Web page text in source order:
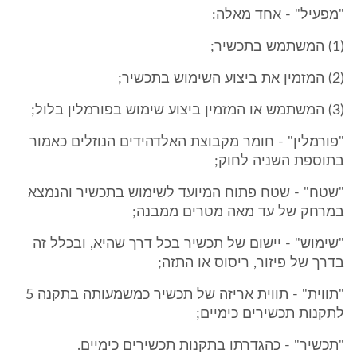
"מפעיל" - אחד מאלה:
(1) המשתמש בתכשיר;
(2) המזמין את ביצוע השימוש בתכשיר;
(3) המשתמש או המזמין ביצוע שימוש בפורמלין בלול;
"פורמלין" - חומר מקבוצת האלדהידים הנוזלים כאמור
בתוספת השניה לחוק;
"שטח" - שטח פתוח המיועד לשימוש בתכשיר והנמצא
במרחק של עד מאה מטרים ממבנה;
"שימוש" - יישום של תכשיר בכל דרך שהיא, ובכלל זה
בדרך של פיזור, ריסוס או התזה;
"תווית" - תווית אריזה של תכשיר כמשמעותה בתקנה 5
לתקנות תכשירים כימיים;
"תכשיר" - כהגדרתו בתקנות תכשירים כימיים.